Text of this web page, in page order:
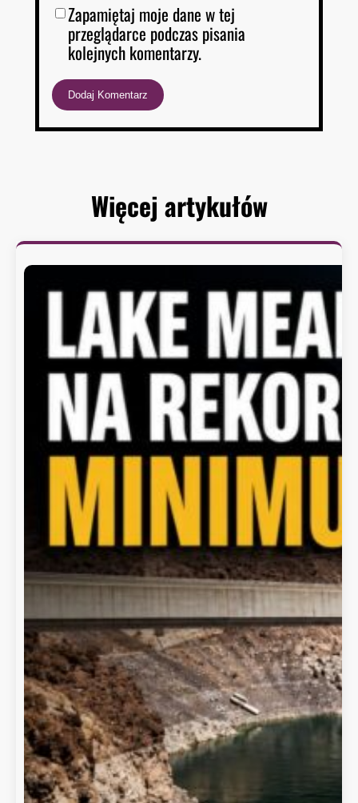
Zapamiętaj moje dane w tej
przeglądarce podczas pisania
kolejnych komentarzy.
Więcej artykułów